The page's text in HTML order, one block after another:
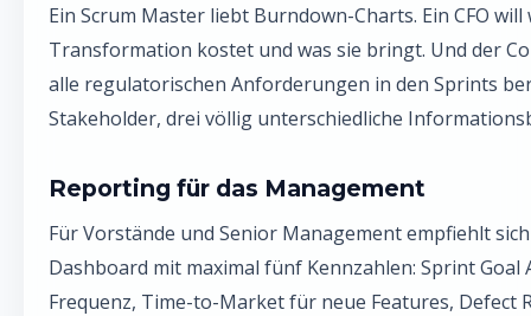
Ein Scrum Master liebt Burndown-Charts. Ein CFO will
Transformation kostet und was sie bringt. Und der
alle regulatorischen Anforderungen in den Sprints
Stakeholder, drei völlig unterschiedliche
Reporting für das Management
Für Vorstände und Senior Management empfiehlt
Dashboard mit maximal fünf Kennzahlen: Sprint Goal
Frequenz, Time-to-Market für neue Features, Defect